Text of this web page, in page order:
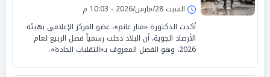
السبت 28/مارس/2026 - 10:03 م
أكدت الدكتورة «منار غانم»، عضو المركز الإعلامي بهيئة
الأرصاد الجوية، أن البلاد دخلت رسمياً فصل الربيع لعام
2026، وهو الفصل المعروف بـ«التقلبات الحادة».